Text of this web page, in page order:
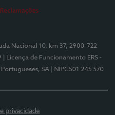
Nacional 10, km 37, 2900-722
| Licença de Funcionamento ERS -
SA | NIPC501 245 570
privacidade